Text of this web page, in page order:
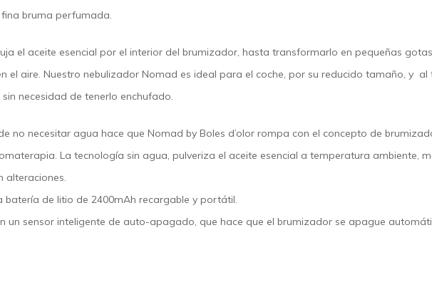
fina bruma perfumada.
el aceite esencial por el interior del brumizador, hasta transformarlo en pequeñas gotas
el aire. Nuestro nebulizador Nomad es ideal para el coche, por su reducido tamaño, y al
necesidad de tenerlo enchufado.
no necesitar agua hace que Nomad by Boles d’olor rompa con el concepto de
. La tecnología sin agua, pulveriza el aceite esencial a temperatura ambiente,
alteraciones.
batería de litio de 2400mAh recargable y portátil.
un sensor inteligente de auto-apagado, que hace que el brumizador se apague